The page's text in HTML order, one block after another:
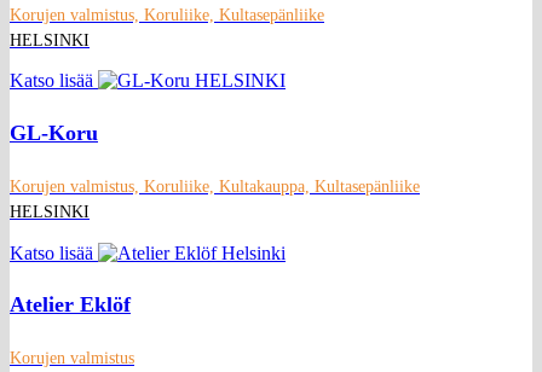
Korujen valmistus, Koruliike, Kultasepänliike
HELSINKI
Katso lisää
GL-Koru
Korujen valmistus, Koruliike, Kultakauppa, Kultasepänliike
HELSINKI
Katso lisää
Atelier Eklöf
Korujen valmistus